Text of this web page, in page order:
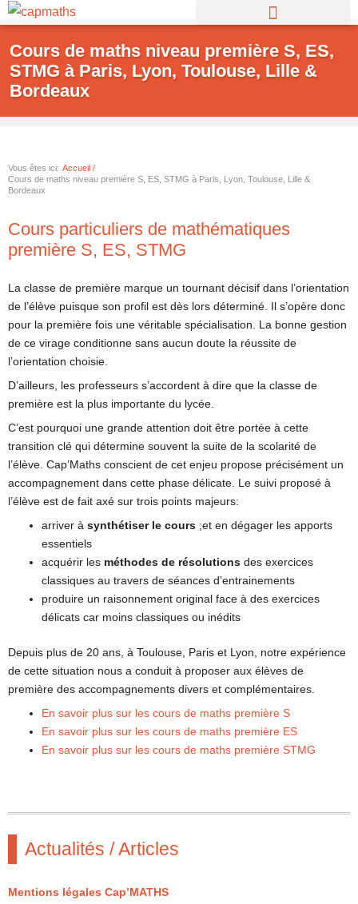
Aller
au
contenu
Cours de maths niveau première S, ES,
STMG à Paris, Lyon, Toulouse, Lille &
Bordeaux
Vous êtes ici: Accueil /
Cours de maths niveau première S, ES, STMG à Paris, Lyon, Toulouse, Lille &
Bordeaux
Cours particuliers de mathématiques
première S, ES, STMG
La classe de première marque un tournant décisif dans l’orientation
de l’élève puisque son profil est dès lors déterminé. Il s’opère donc
pour la première fois une véritable spécialisation. La bonne gestion
de ce virage conditionne sans aucun doute la réussite de
l’orientation choisie.
D’ailleurs, les professeurs s’accordent à dire que la classe de
première est la plus importante du lycée.
C’est pourquoi une grande attention doit être portée à cette
transition clé qui détermine souvent la suite de la scolarité de
l’élève. Cap’Maths conscient de cet enjeu propose précisément un
accompagnement dans cette phase délicate. Le suivi proposé à
l’élève est de fait axé sur trois points majeurs:
arriver à synthétiser le cours ;et en dégager les apports
essentiels
acquérir les méthodes de résolutions des exercices
classiques au travers de séances d’entrainements
produire un raisonnement original face à des exercices
délicats car moins classiques ou inédits
Depuis plus de 20 ans, à Toulouse, Paris et Lyon, notre expérience
de cette situation nous a conduit à proposer aux élèves de
première des accompagnements divers et complémentaires.
En savoir plus sur les cours de maths première S
En savoir plus sur les cours de maths première ES
En savoir plus sur les cours de maths première STMG
Actualités / Articles
Mentions légales Cap’MATHS